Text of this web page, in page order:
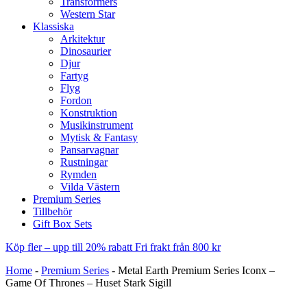
Western Star
Klassiska
Arkitektur
Dinosaurier
Djur
Fartyg
Flyg
Fordon
Konstruktion
Musikinstrument
Mytisk & Fantasy
Pansarvagnar
Rustningar
Rymden
Vilda Västern
Premium Series
Tillbehör
Gift Box Sets
Köp fler – upp till 20% rabattFri frakt från 800 kr
Home - Premium Series - Metal Earth Premium Series Iconx –
Game Of Thrones – Huset Stark Sigill